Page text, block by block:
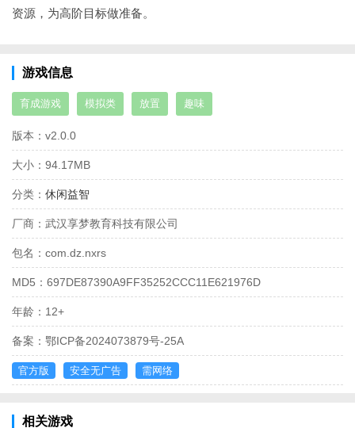
资源，为高阶目标做准备。
游戏信息
育成游戏 模拟类 放置 趣味
版本： v2.0.0
大小： 94.17MB
分类： 休闲益智
厂商： 武汉享梦教育科技有限公司
包名： com.dz.nxrs
MD5： 697DE87390A9FF35252CCC11E621976D
年龄： 12+
备案： 鄂ICP备2024073879号-25A
官方版 安全无广告 需网络
相关游戏